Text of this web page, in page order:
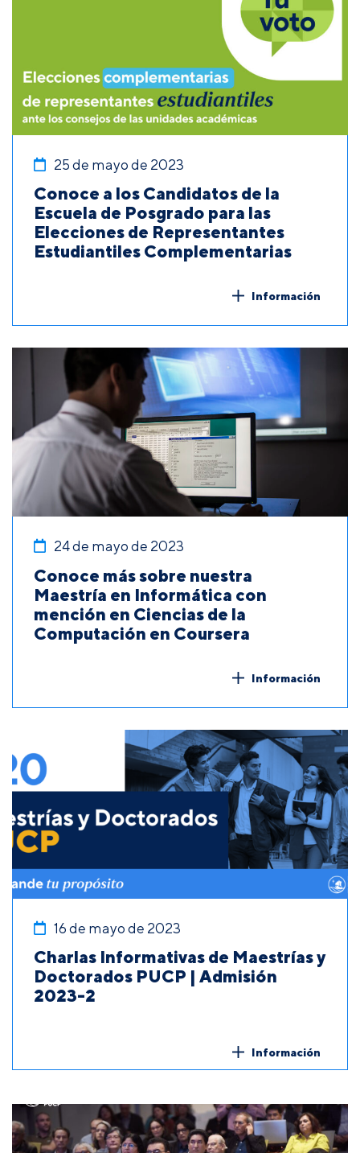
25 de mayo de 2023
Conoce a los Candidatos de la
Escuela de Posgrado para las
Elecciones de Representantes
Estudiantiles Complementarias
Información
24 de mayo de 2023
Conoce más sobre nuestra
Maestría en Informática con
mención en Ciencias de la
Computación en Coursera
Información
16 de mayo de 2023
Charlas Informativas de Maestrías y
Doctorados PUCP | Admisión
2023-2
Información